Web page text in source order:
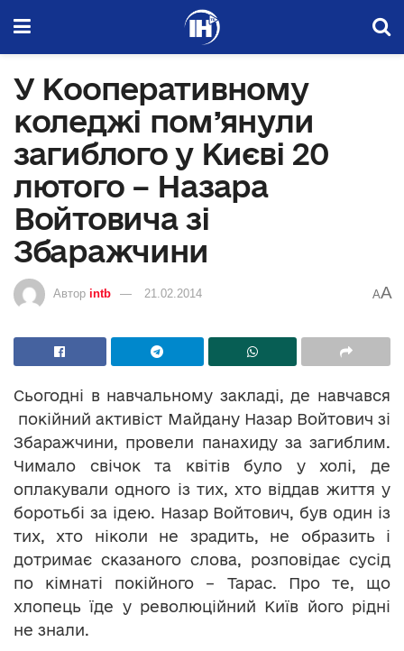
У Кооперативному
коледжі пом’янули
загиблого у Києві 20
лютого – Назара
Войтовича зі
Збаражчини
Автор intb 21.02.2014 AA
Сьогодні в навчальному закладі, де навчався
покійний активіст Майдану Назар Войтович зі
Збаражчини, провели панахиду за загиблим.
Чимало свічок та квітів було у холі, де
оплакували одного із тих, хто віддав життя у
боротьбі за ідею. Назар Войтович, був один із
тих, хто ніколи не зрадить, не образить і
дотримає сказаного слова, розповідає сусід
по кімнаті покійного – Тарас. Про те, що
хлопець їде у революційний Київ його рідні
не знали.